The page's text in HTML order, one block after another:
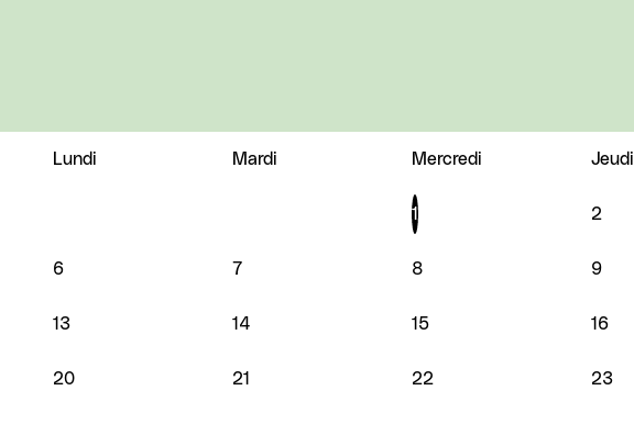
Lundi Mardi Mercredi Jeudi
1 2
6 7 8 9
13 14 15 16
20 21 22 23